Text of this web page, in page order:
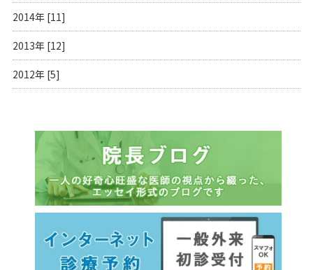
2014年 [11]
2013年 [12]
2012年 [5]